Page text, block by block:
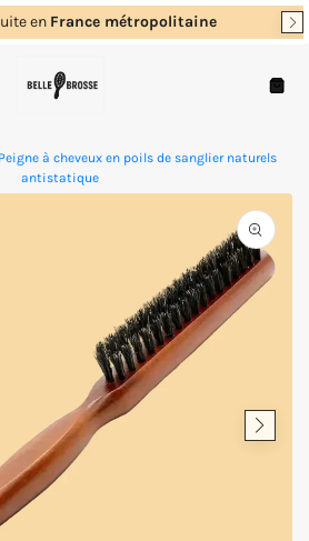
en France métropolitaine
Panier
Peigne à cheveux en poils de sanglier naturels
antistatique
Ouvrir
les
supports
vue
de
la